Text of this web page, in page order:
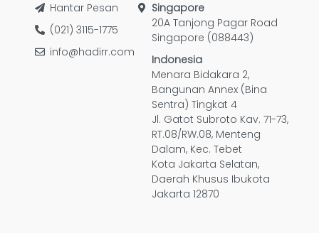
Hantar Pesan
(021) 3115-1775
info@hadirr.com
Singapore
20A Tanjong Pagar Road
Singapore (088443)
Indonesia
Menara Bidakara 2,
Bangunan Annex (Bina
Sentra) Tingkat 4
Jl. Gatot Subroto Kav. 71-73,
RT.08/RW.08, Menteng
Dalam, Kec. Tebet
Kota Jakarta Selatan,
Daerah Khusus Ibukota
Jakarta 12870